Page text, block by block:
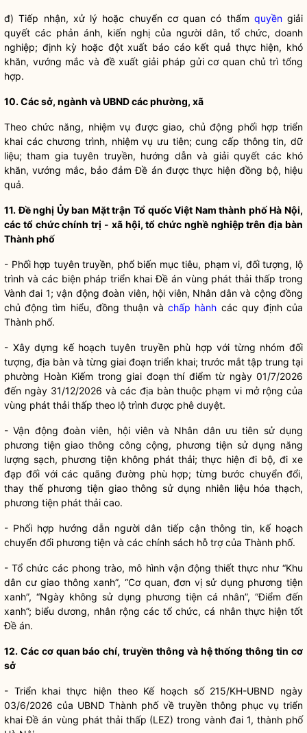
đ) Tiếp nhận, xử lý hoặc chuyển cơ quan có thẩm quyềngiải
quyết các phản ánh, kiến nghị của người dân, tổ chức, doanh
nghiệp; định kỳ hoặc đột xuất báo cáo kết quả thực hiện, khó
khăn, vướng mắc và đề xuất giải pháp gửi cơ quan chủ trì tổng
hợp.
10. Các sở, ngành và UBND các phường, xã
Theo chức năng, nhiệm vụ được giao, chủ động phối hợp triển
khai các chương trình, nhiệm vụ ưu tiên; cung cấp thông tin, dữ
liệu; tham gia tuyên truyền, hướng dẫn và giải quyết các khó
khăn, vướng mắc, bảo đảm Đề án được thực hiện đồng bộ, hiệu
quả.
11. Đề nghị Ủy ban Mặt trận Tổ quốc Việt Nam thành phố Hà Nội,
các tổ chứcchính trị - xã hội, tổ chức nghề nghiệp trênđịa bàn
Thành phố
- Phối hợp tuyên truyền, phổ biến mục tiêu, phạm vi, đối tượng, lộ
trình và các biện pháp triển khai Đề án vùng phát thải thấp trong
Vành đai 1; vận động đoàn viên, hội viên, Nhân dânvà cộng đồng
chủ động tìm hiểu, đồng thuận vàchấp hành các quy định của
Thành phố.
- Xây dựng kế hoạch tuyên truyền phù hợp với từng nhóm đối
tượng, địa bàn và từng giai đoạn triển khai; trước mắt tập trung tại
phường Hoàn Kiếm trong giai đoạn thí điểm từ ngày 01/7/2026
đến ngày 31/12/2026 và các địa bànthuộc phạm vi mở rộng của
vùng phát thải thấp theo lộ trình được phê duyệt.
- Vận động đoàn viên, hội viên và Nhân dânưu tiên sử dụng
phương tiện giao thông công cộng, phương tiện sử dụng năng
lượng sạch, phương tiện không phát thải; thực hiện đi bộ, đi xe
đạp đối với các quãng đường phù hợp; từng bước chuyển đổi,
thay thế phương tiện giao thông sử dụng nhiên liệu hóa thạch,
phương tiện phát thải cao.
- Phối hợp hướng dẫn người dân tiếp cận thông tin, kế hoạch
chuyển đổi phương tiện và các chính sách hỗ trợ của Thành phố.
- Tổ chức các phong trào, mô hình vận động thiết thực như “Khu
dân cư giao thông xanh”, “Cơ quan, đơn vị sử dụng phương tiện
xanh”, “Ngày không sử dụng phương tiện cá nhân”, “Điểm đến
xanh”; biểu dương, nhân rộng các tổ chức, cá nhân thực hiện tốt
Đề án.
12. Các cơ quan báo chí, truyền thông và hệ thống thông tin cơ
sở
- Triển khai thực hiện theo Kế hoạch số 215/KH-UBND ngày
03/6/2026 của UBND Thành phố về truyền thông phục vụ triển
khai Đề án vùng phát thải thấp (LEZ) trong vành đai 1, thành phố